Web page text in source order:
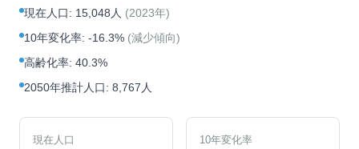
現在人口: 15,048人 (2023年)
10年変化率: -16.3% (減少傾向)
高齢化率: 40.3%
2050年推計人口: 8,767人
現在人口 10年変化率